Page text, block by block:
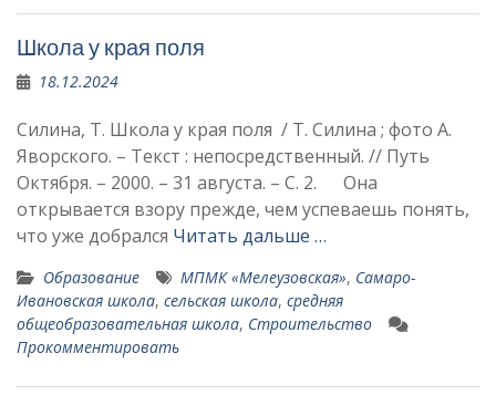
Школа у края поля
18.12.2024
Силина, Т. Школа у края поля / Т. Силина ; фото А.
Яворского. – Текст : непосредственный. // Путь
Октября. – 2000. – 31 августа. – С. 2. Она
открывается взору прежде, чем успеваешь понять,
что уже добрался Читать дальше …
Образование МПМК «Мелеузовская», Самаро-
Ивановская школа, сельская школа, средняя
общеобразовательная школа, Строительство
Прокомментировать